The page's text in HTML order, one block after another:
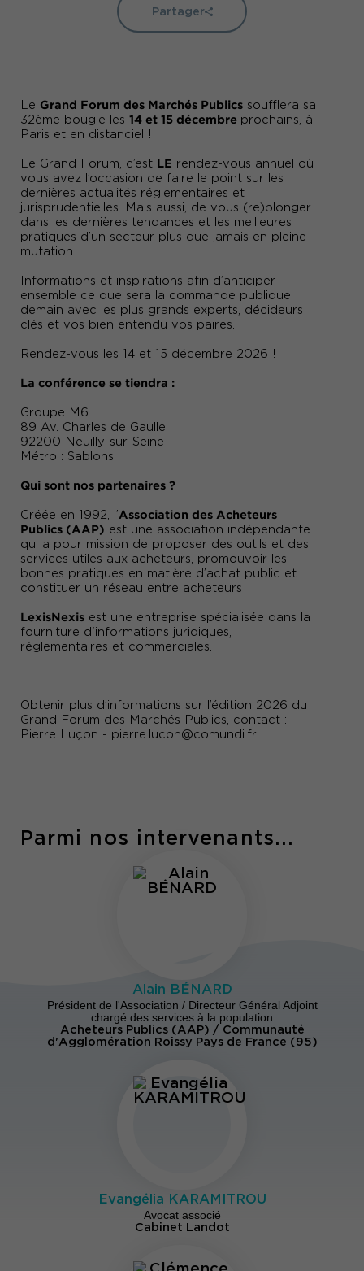
Partager
Le Grand Forum des Marchés Publics soufflera sa
32ème bougie les 14 et 15 décembre prochains, à
Paris et en distanciel !
Le Grand Forum, c’est LE rendez-vous annuel où
vous avez l’occasion de faire le point sur les
dernières actualités réglementaires et
jurisprudentielles. Mais aussi, de vous (re)plonger
dans les dernières tendances et les meilleures
pratiques d’un secteur plus que jamais en pleine
mutation.
Informations et inspirations afin d’anticiper
ensemble ce que sera la commande publique
demain avec les plus grands experts, décideurs
clés et vos bien entendu vos paires.
Rendez-vous les 14 et 15 décembre 2026 !
La conférence se tiendra :
Groupe M6
89 Av. Charles de Gaulle
92200 Neuilly-sur-Seine
Métro : Sablons
Qui sont nos partenaires ?
Créée en 1992, l’Association des Acheteurs
Publics (AAP) est une association indépendante
qui a pour mission de proposer des outils et des
services utiles aux acheteurs, promouvoir les
bonnes pratiques en matière d’achat public et
constituer un réseau entre acheteurs
LexisNexis est une entreprise spécialisée dans la
fourniture d'informations juridiques,
réglementaires et commerciales.
Obtenir plus d’informations sur l’édition 2026 du
Grand Forum des Marchés Publics, contact :
Pierre Luçon - pierre.lucon@comundi.fr
Parmi nos intervenants...
Alain BÉNARD
Président de l'Association / Directeur Général Adjoint
chargé des services à la population
Acheteurs Publics (AAP) / Communauté
d'Agglomération Roissy Pays de France (95)
Evangélia KARAMITROU
Avocat associé
Cabinet Landot